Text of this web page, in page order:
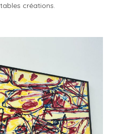
créations.